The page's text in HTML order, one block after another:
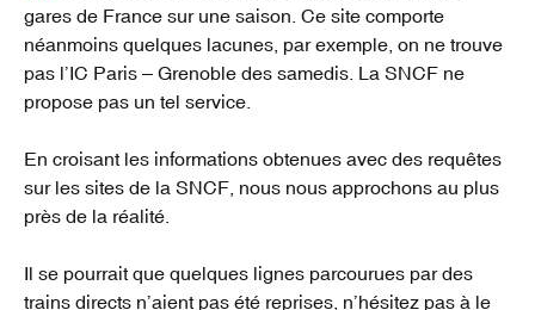
gares de France sur une saison. Ce site comporte
néanmoins quelques lacunes, par exemple, on ne trouve
pas l’IC Paris – Grenoble des samedis. La SNCF ne
propose pas un tel service.
En croisant les informations obtenues avec des requêtes
sur les sites de la SNCF, nous nous approchons au plus
près de la réalité.
Il se pourrait que quelques lignes parcourues par des
trains directs n’aient pas été reprises, n’hésitez pas à le